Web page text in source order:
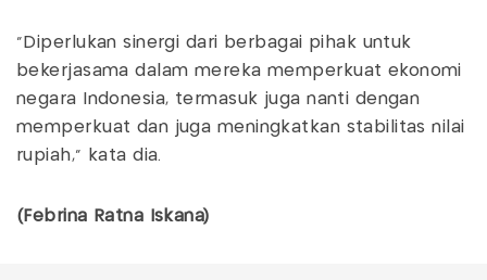
"Diperlukan sinergi dari berbagai pihak untuk
bekerjasama dalam mereka memperkuat ekonomi
negara Indonesia, termasuk juga nanti dengan
memperkuat dan juga meningkatkan stabilitas nilai
rupiah," kata dia.
(Febrina Ratna Iskana)